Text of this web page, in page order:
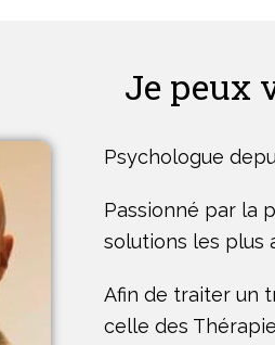
Je peux
Psychologue
Passionné par la
solutions les plus
Afin de traiter un
celle des